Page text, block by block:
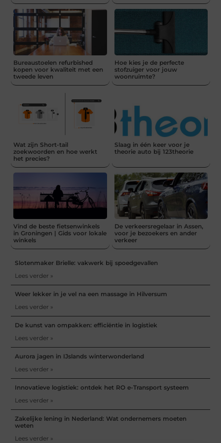
Bureaustoelen refurbished
kopen voor kwaliteit met een
tweede leven
Hoe kies je de perfecte
stofzuiger voor jouw
woonruimte?
Wat zijn Short-tail
zoekwoorden en hoe werkt
het precies?
Slaag in één keer voor je
theorie auto bij 123theorie
Vind de beste fietsenwinkels
in Groningen | Gids voor lokale
winkels
De verkeersregelaar in Assen,
voor je bezoekers en ander
verkeer
Slotenmaker Brielle: vakwerk bij spoedgevallen
Lees verder »
Weer lekker in je vel na een massage in Hilversum
Lees verder »
De kunst van ompakken: efficiëntie in logistiek
Lees verder »
Aurora jagen in IJslands winterwonderland
Lees verder »
Innovatieve logistiek: ontdek het RO e-Transport systeem
Lees verder »
Zakelijke lening in Nederland: Wat ondernemers moeten
weten
Lees verder »